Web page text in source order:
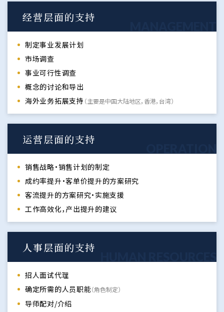
经营层面的支持
制定事业发展计划
市场调查
事业可行性调查
概念的讨论和导出
海外业务拓展支持 （主要是中国大陆地区，香港，台湾）
运营层面的支持
销售战略・销售计划的制定
成约率提升・客单价提升的方案研究
客流提升的方案研究・实施支援
工作高效化，产出提升的建议
人事层面的支持
招人面试代理
确定所需的人员职能（角色制定）
导师配对/介绍